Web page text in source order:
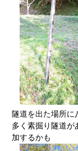
隧道を出た場所に
多く素掘り隧道が
加するかも